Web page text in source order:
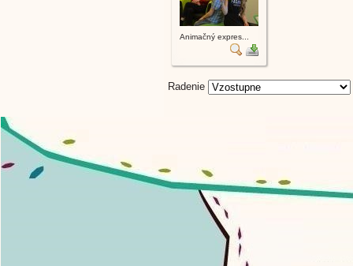
Animačný expres...
Radenie